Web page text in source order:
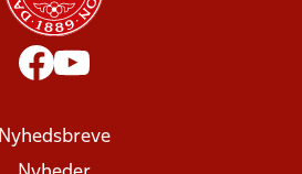
Nyhedsbreve